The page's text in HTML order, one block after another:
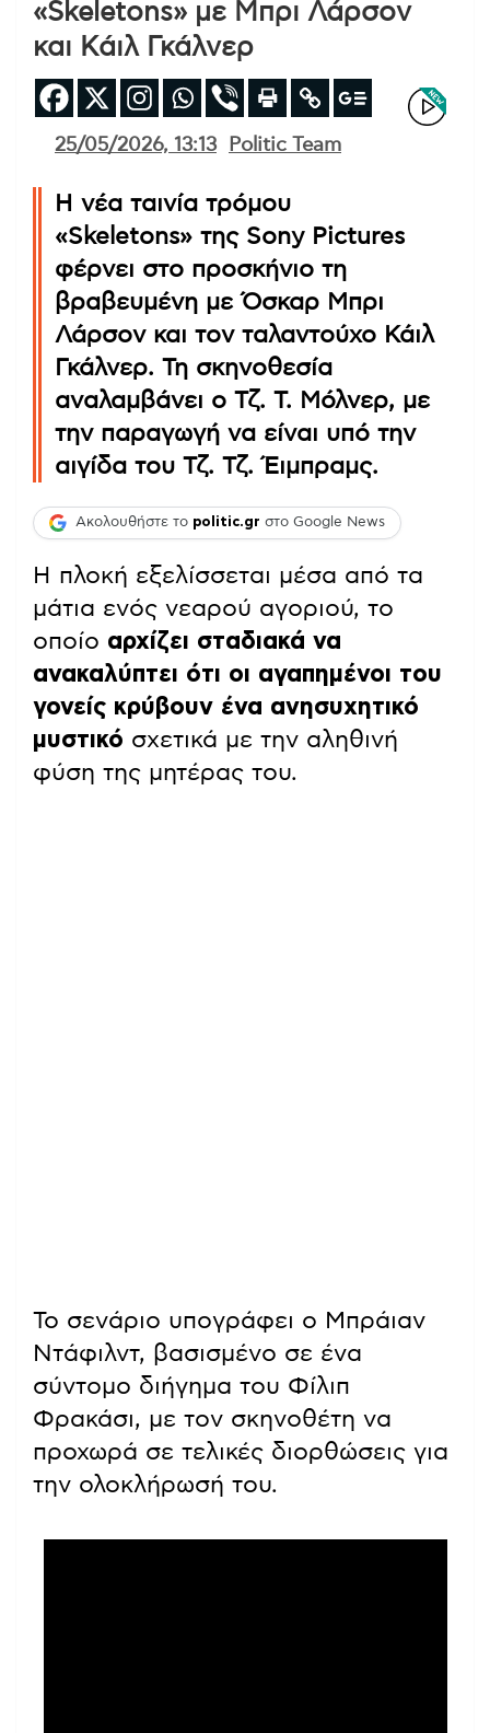
«Skeletons» με Μπρι Λάρσον
και Κάιλ Γκάλνερ
25/05/2026, 13:13 Politic Team
Η νέα ταινία τρόμου
«Skeletons» της Sony Pictures
φέρνει στο προσκήνιο τη
βραβευμένη με Όσκαρ Μπρι
Λάρσον και τον ταλαντούχο Κάιλ
Γκάλνερ. Τη σκηνοθεσία
αναλαμβάνει ο Τζ. Τ. Μόλνερ, με
την παραγωγή να είναι υπό την
αιγίδα του Τζ. Τζ. Έιμπραμς.
Ακολουθήστε το politic.gr στο Google News
Η πλοκή εξελίσσεται μέσα από τα
μάτια ενός νεαρού αγοριού, το
οποίο αρχίζει σταδιακά να
ανακαλύπτει ότι οι αγαπημένοι του
γονείς κρύβουν ένα ανησυχητικό
μυστικό σχετικά με την αληθινή
φύση της μητέρας του.
Το σενάριο υπογράφει ο Μπράιαν
Ντάφιλντ, βασισμένο σε ένα
σύντομο διήγημα του Φίλιπ
Φρακάσι, με τον σκηνοθέτη να
προχωρά σε τελικές διορθώσεις για
την ολοκλήρωσή του.